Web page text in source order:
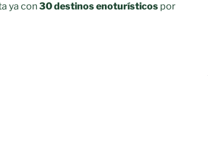
ya con30 destinos enoturísticos por